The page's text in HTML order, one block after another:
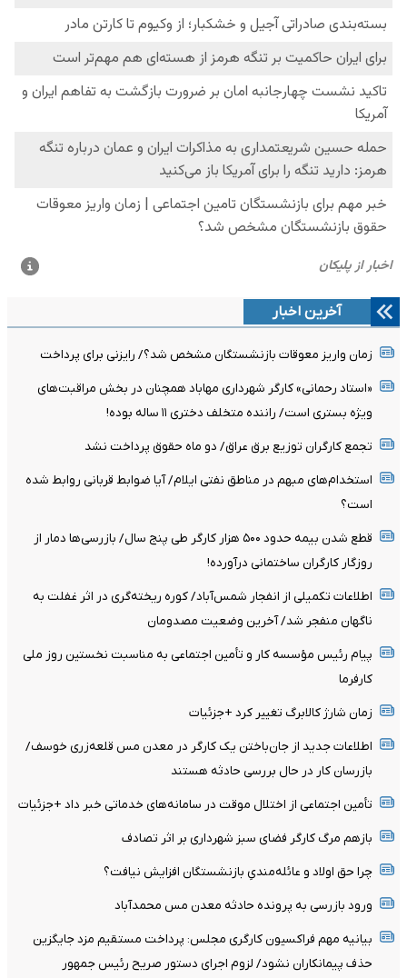
آخرین اخبار
زمان واریز معوقات بازنشستگان مشخص شد؟/ رایزنی برای پرداخت
«استاد رحمانی» کارگر شهرداری مهاباد همچنان در بخش مراقبت‌های
ویژه بستری است/ راننده متخلف دختری ۱۱ ساله بوده!
تجمع کارگران توزیع برق عراق/ دو ماه حقوق پرداخت نشد
استخدام‌های مبهم در مناطق نفتی ایلام/ آیا ضوابط قربانی روابط شده
است؟
قطع شدن بیمه حدود ۵۰۰ هزار کارگر طی پنج سال/ بازرسی‌ها دمار از
روزگار کارگران ساختمانی درآورده!
اطلاعات تکمیلی از انفجار شمس‌آباد/ کوره ریخته‌گری در اثر غفلت به
ناگهان منفجر شد/ آخرین وضعیت مصدومان
پیام رئیس مؤسسه کار و تأمین اجتماعی به مناسبت نخستین روز ملی
کارفرما
زمان شارژ کالابرگ تغییر کرد +جزئیات
اطلاعات جدید از جان‌باختن یک کارگر در معدن مس قلعه‌زری خوسف/
بازرسان کار در حال بررسی حادثه هستند
تأمین اجتماعی از اختلال موقت در سامانه‌های خدماتی خبر داد +جزئیات
بازهم مرگ کارگر فضای سبز شهرداری بر اثر تصادف
چرا حق اولاد و عائله‌مندیِ بازنشستگان افزایش نیافت؟
ورود بازرسی به پرونده حادثه معدن مس محمدآباد
بیانیه مهم فراکسیون کارگری مجلس: پرداخت مستقیم مزد جایگزین
حذف پیمانکاران نشود/ لزوم اجرای دستور صریح رئیس جمهور